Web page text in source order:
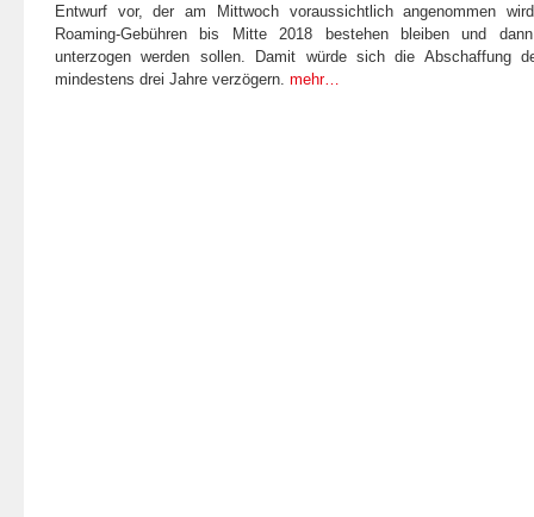
Entwurf vor, der am Mittwoch voraussichtlich angenommen
Roaming-Gebühren bis Mitte 2018 bestehen bleiben und
unterzogen werden sollen. Damit würde sich die Abschaffung
mindestens drei Jahre verzögern. mehr…